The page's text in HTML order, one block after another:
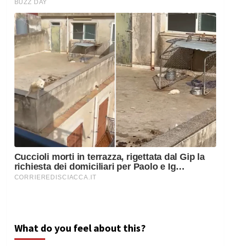
What do you feel about this?